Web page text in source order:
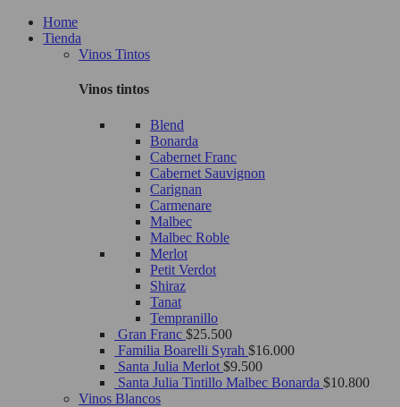
Home
Tienda
Vinos Tintos
Vinos tintos
Blend
Bonarda
Cabernet Franc
Cabernet Sauvignon
Carignan
Carmenare
Malbec
Malbec Roble
Merlot
Petit Verdot
Shiraz
Tanat
Tempranillo
Gran Franc $25.500
Familia Boarelli Syrah $16.000
Santa Julia Merlot $9.500
Santa Julia Tintillo Malbec Bonarda $10.800
Vinos Blancos